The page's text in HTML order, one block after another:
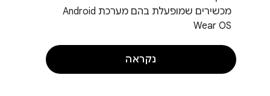
מכשירים שמופעלת בהם מערכת Android
Wear OS
נקראה